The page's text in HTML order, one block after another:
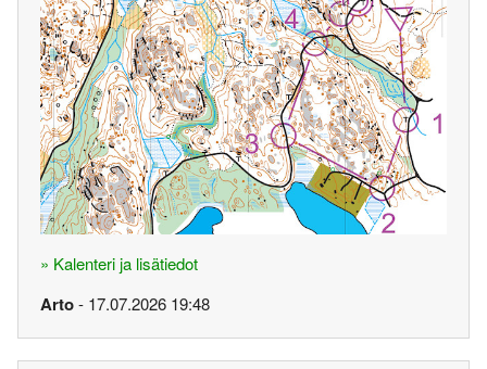
» Kalenteri ja lisätiedot
Arto- 17.07.2026 19:48